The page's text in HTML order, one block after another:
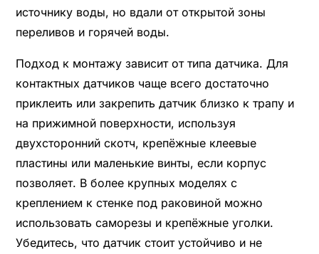
источнику воды, но вдали от открытой зоны
переливов и горячей воды.
Подход к монтажу зависит от типа датчика. Для
контактных датчиков чаще всего достаточно
приклеить или закрепить датчик близко к трапу и
на прижимной поверхности, используя
двухсторонний скотч, крепёжные клеевые
пластины или маленькие винты, если корпус
позволяет. В более крупных моделях с
креплением к стенке под раковиной можно
использовать саморезы и крепёжные уголки.
Убедитесь, что датчик стоит устойчиво и не